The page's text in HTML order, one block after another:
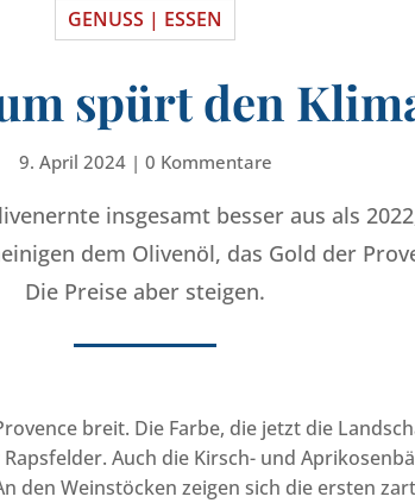
GENUSS | ESSEN
spürt den
9. April 2024| 0 Kommentare
insgesamt besser aus als
dem Olivenöl, das Gold der
Die Preise aber steigen.
breit. Die Farbe, die jetzt die
Auch die Kirsch- und
den Weinstöcken zeigen sich die ersten